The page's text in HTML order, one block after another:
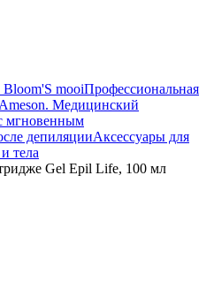
Bloom'S mooiПрофессиональная
Ameson. Медицинский
мгновенным
депиляцииАксессуары для
тела
Gel Epil Life, 100 мл